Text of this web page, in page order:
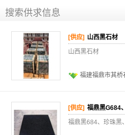
搜索供求信息
[供应] 山西黑石材
山西黑石材
福建福鼎市其桥
[供应] 福鼎黑G684
福鼎黑684、珍珠黑